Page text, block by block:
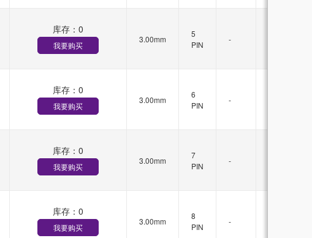
库存： 0
我要购买
3.00mm
5
PIN
-
库存： 0
我要购买
3.00mm
6
PIN
-
库存： 0
我要购买
3.00mm
7
PIN
-
库存： 0
我要购买
3.00mm
8
PIN
-